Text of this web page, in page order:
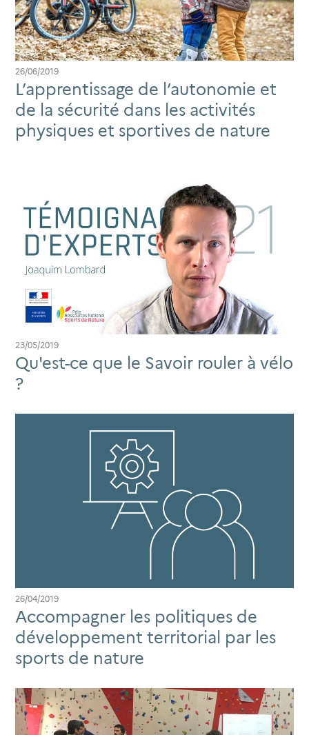
26/06/2019
L’apprentissage de l’autonomie et
de la sécurité dans les activités
physiques et sportives de nature
23/05/2019
Qu'est-ce que le Savoir rouler à vélo
?
26/04/2019
Accompagner les politiques de
développement territorial par les
sports de nature